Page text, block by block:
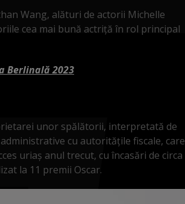
Wang, alături de actorii Michelle
cea mai bună actriţă în rol principal
Berlinală 2023
unor spălătorii, interpretată de
cu autorităţile fiscale, care
uriaş anul trecut, cu încasări de circa
la 11 premii Oscar.